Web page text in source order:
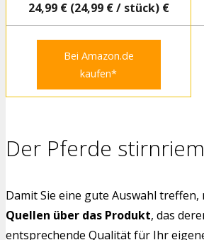
24,99 € (24,99 € / stück) €
Bei Amazon.de
kaufen*
Der Pferde
Damit Sie eine gute Auswahl
Quellen über das Produkt, das
entsprechende Qualität für Ihr